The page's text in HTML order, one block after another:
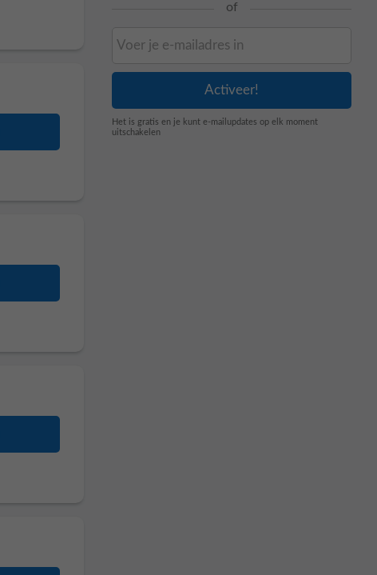
of
Het is gratis en je kunt e-mailupdates op elk moment
uitschakelen